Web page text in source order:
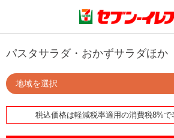
商品のご案内
商品のご案内トップ
今週の新商品
セール・キャンペーン
サービス
パスタサラダ・おかずサラダほか
地域を選択
税込価格は軽減税率適用の消費税8%で